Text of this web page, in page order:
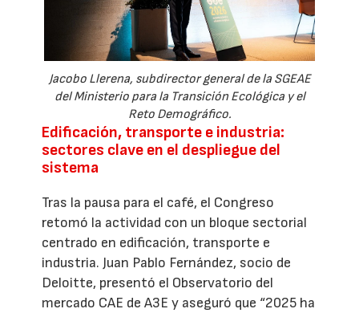
Jacobo Llerena, subdirector general de la SGEAE
del Ministerio para la Transición Ecológica y el
Reto Demográfico.
Edificación, transporte e industria:
sectores clave en el despliegue del
sistema
Tras la pausa para el café, el Congreso
retomó la actividad con un bloque sectorial
centrado en edificación, transporte e
industria. Juan Pablo Fernández, socio de
Deloitte, presentó el Observatorio del
mercado CAE de A3E y aseguró que “2025 ha